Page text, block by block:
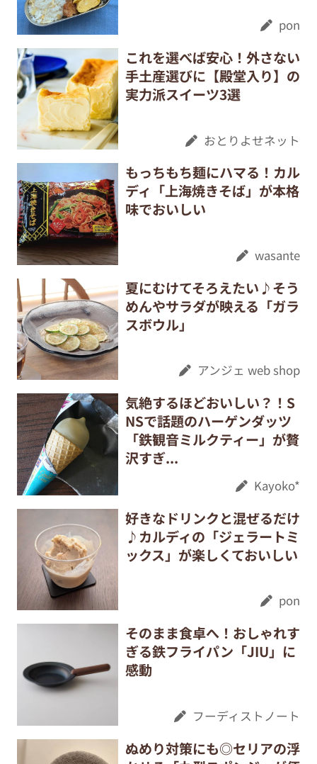
pon
これを選べば安心！外さない
手土産選びに【殿堂入り】の
実力派スイーツ3選
おとりよせネット
もっちもち麺にハマる！カル
ディ「上海焼きそば」が本格
味でおいしい
wasante
夏にむけてそろえたい♪そう
めんやサラダが映える「ガラ
スボウル」
アンジェ web shop
気絶するほどおいしい？！S
NSで話題のハーゲンダッツ
「鉄観音ミルクティー」が贅
沢すぎ...
Kayoko*
好きなドリンクと混ぜるだけ
♪カルディの「ジェラートミ
ックス」が楽しくておいしい
pon
そのまま食卓へ！おしゃれす
ぎる鉄フライパン「JIU」に
感動
フーディストノート
ぬめり対策にも◎セリアの浮